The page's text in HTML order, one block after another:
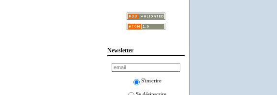
Newsletter
S'inscrire
Se désinscrire